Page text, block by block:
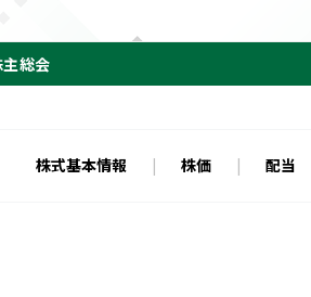
総会
株式基本情報 株価 配当
キャッシュフロー
中期経
統合報